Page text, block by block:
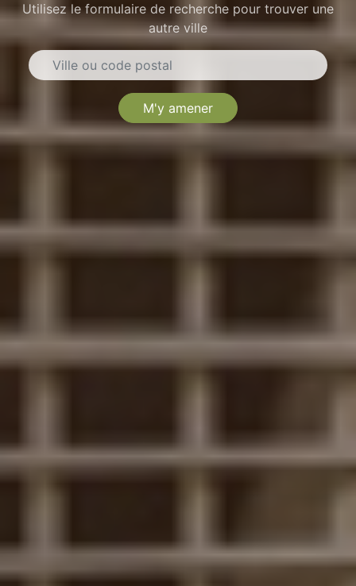
Utilisez le formulaire de recherche pour trouver une
autre ville
M'y amener